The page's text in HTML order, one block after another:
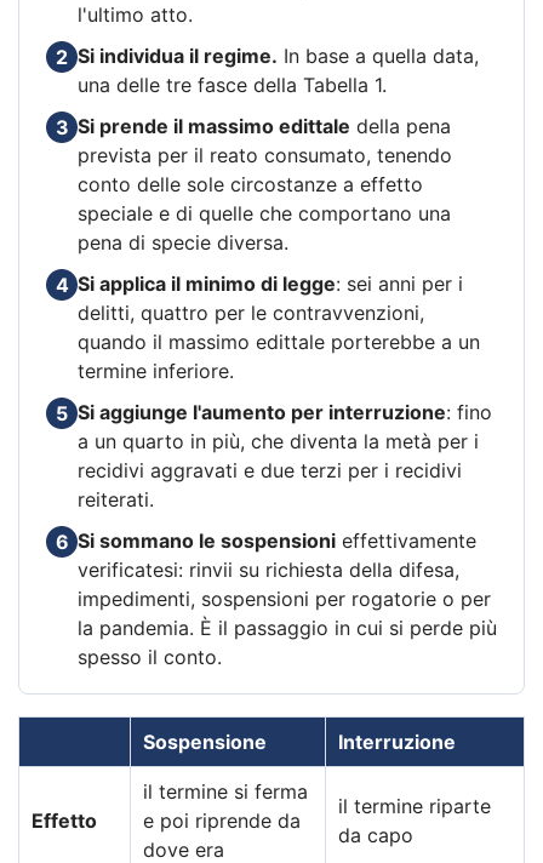
l'ultimo atto.
2 Si individua il regime. In base a quella data,
una delle tre fasce della Tabella 1.
3 Si prende il massimo edittale della pena
prevista per il reato consumato, tenendo
conto delle sole circostanze a effetto
speciale e di quelle che comportano una
pena di specie diversa.
4 Si applica il minimo di legge: sei anni per i
delitti, quattro per le contravvenzioni,
quando il massimo edittale porterebbe a un
termine inferiore.
5 Si aggiunge l'aumento per interruzione: fino
a un quarto in più, che diventa la metà per i
recidivi aggravati e due terzi per i recidivi
reiterati.
6 Si sommano le sospensioni effettivamente
verificatesi: rinvii su richiesta della difesa,
impedimenti, sospensioni per rogatorie o per
la pandemia. È il passaggio in cui si perde più
spesso il conto.
Sospensione Interruzione
Effetto
il termine si ferma
e poi riprende da
dove era
il termine riparte
da capo